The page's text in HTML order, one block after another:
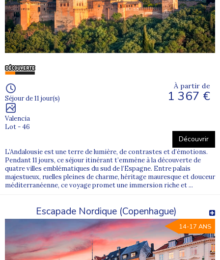
suivante.Supernova juniors, expert descolonies de
vacances ado à la mer, proposera des activités
attractives, originales et sécurisées pour vosenfants.
Lesadospourront s'initier ausurf, aujetski,
auparachute ascentionnel, à lamoto, aukartingou
pourront se voir proposer la découverte des sites
d'exceptions comme
lesrivages de la côte d'azur
Colonies de vacances en Corse
Zoom sur notre
située en
Corse du Sud
tout autant les
Découvrir :
découvrez nos offres
de "colonie de vacances pas cher"
- Nosstages sportifs et nosséjours ado à l'étranger
Séjour de 11 jour(s)
Valencia
Lot - 46
À partir de
1 367 €
Découvrir
L’Andalousie est une terre de lumière, de contrastes et d’émotions.
Pendant 11 jours, ce séjour itinérant t’emmène à la découverte de
quatre villes emblématiques du sud de l’Espagne. Entre palais
majestueux, ruelles pleines de charme, héritage mauresque et douceur
méditerranéenne, ce voyage promet une immersion riche et ...
Escapade Nordique (Copenhague)
14-17 ANS